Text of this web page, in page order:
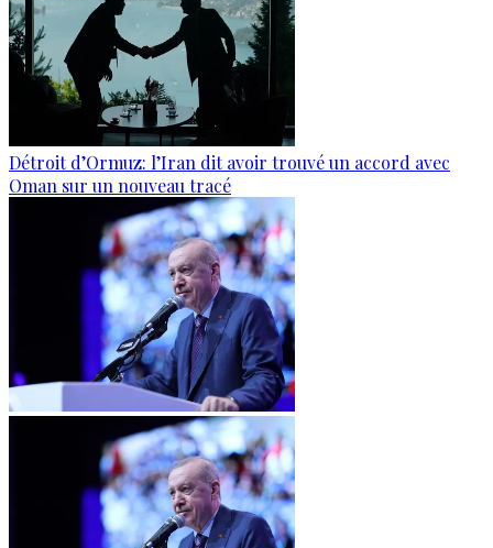
Détroit d’Ormuz: l’Iran dit avoir trouvé un accord avec
Oman sur un nouveau tracé